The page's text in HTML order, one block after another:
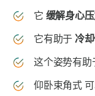
它 缓解身心
它有助于 冷
这个姿势有
仰卧束角式可